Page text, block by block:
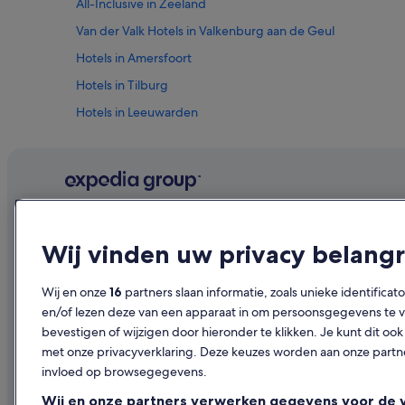
All-Inclusive in Zeeland
Van der Valk Hotels in Valkenburg aan de Geul
Hotels in Amersfoort
Hotels in Tilburg
Hotels in Leeuwarden
Hotels in Schiphol
Hotels in Amsterdam
Hotels in Rotterdam
Hotels in Arnhem
Hotels in Enschede
Hotels in Deventer
Over ons
Vacatures
Je accommodatie adverteren
Samenwerkingen
Persruimte
Reisgids
Hotels in
Op
Wij vinden uw privacy
Wij en onze16 partners slaan informatie, zoals unieke
en/of lezen deze van een apparaat in om persoonsgegevens te
bevestigen of wijzigen door hieronder te klikken. Je kunt dit
met onze privacyverklaring. Deze keuzes worden aan onze
invloed op browsegegevens.
Wij en onze partners verwerken gegevens voor de